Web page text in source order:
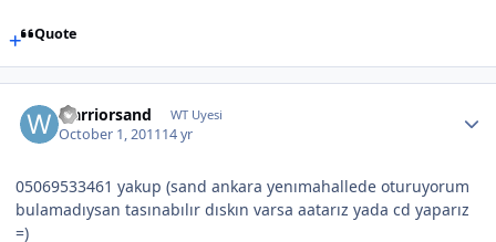
Quote
warriorsand WT Uyesi
October 1, 201114 yr
05069533461 yakup (sand ankara yenımahallede oturuyorum
bulamadıysan tasınabılır dıskın varsa aatarız yada cd yaparız
=)